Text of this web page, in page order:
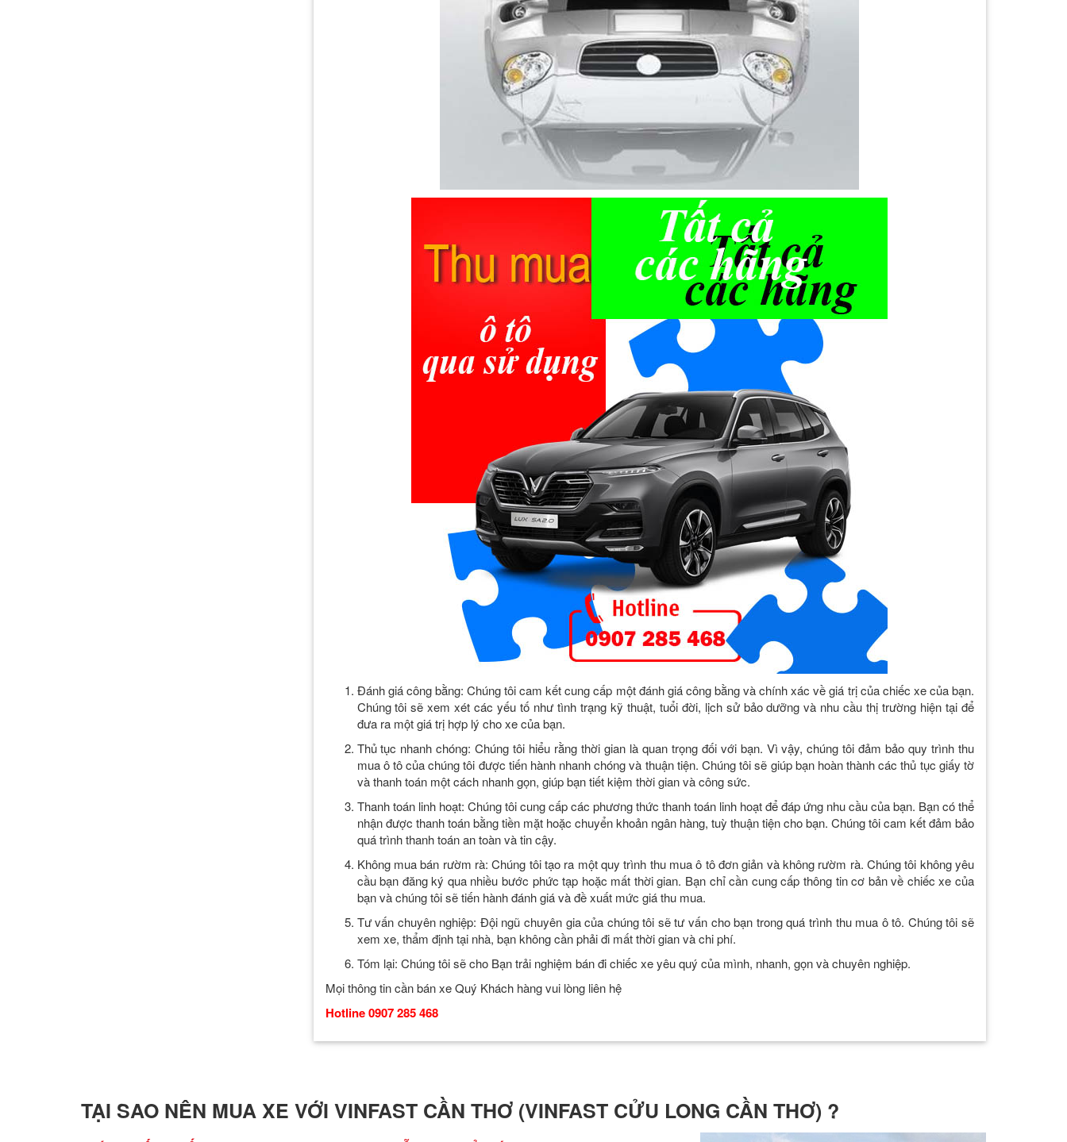
Đánh giá công bằng: Chúng tôi cam kết cung cấp một đánh giá công bằng và chính xác về giá trị của chiếc xe của bạn.
Chúng tôi sẽ xem xét các yếu tố như tình trạng kỹ thuật, tuổi đời, lịch sử bảo dưỡng và nhu cầu thị trường hiện tại để
đưa ra một giá trị hợp lý cho xe của bạn.
Thủ tục nhanh chóng: Chúng tôi hiểu rằng thời gian là quan trọng đối với bạn. Vì vậy, chúng tôi đảm bảo quy trình thu
mua ô tô của chúng tôi được tiến hành nhanh chóng và thuận tiện. Chúng tôi sẽ giúp bạn hoàn thành các thủ tục giấy tờ
và thanh toán một cách nhanh gọn, giúp bạn tiết kiệm thời gian và công sức.
Thanh toán linh hoạt: Chúng tôi cung cấp các phương thức thanh toán linh hoạt để đáp ứng nhu cầu của bạn. Bạn có thể
nhận được thanh toán bằng tiền mặt hoặc chuyển khoản ngân hàng, tuỳ thuận tiện cho bạn. Chúng tôi cam kết đảm bảo
quá trình thanh toán an toàn và tin cậy.
Không mua bán rườm rà: Chúng tôi tạo ra một quy trình thu mua ô tô đơn giản và không rườm rà. Chúng tôi không yêu
cầu bạn đăng ký qua nhiều bước phức tạp hoặc mất thời gian. Bạn chỉ cần cung cấp thông tin cơ bản về chiếc xe của
bạn và chúng tôi sẽ tiến hành đánh giá và đề xuất mức giá thu mua.
Tư vấn chuyên nghiệp: Đội ngũ chuyên gia của chúng tôi sẽ tư vấn cho bạn trong quá trình thu mua ô tô. Chúng tôi sẽ
xem xe, thẩm định tại nhà, bạn không cần phải đi mất thời gian và chi phí.
Tóm lại: Chúng tôi sẽ cho Bạn trải nghiệm bán đi chiếc xe yêu quý của mình, nhanh, gọn và chuyên nghiệp.
Mọi thông tin cần bán xe Quý Khách hàng vui lòng liên hệ
Hotline 0907 285 468
TẠI SAO NÊN MUA XE VỚI VINFAST CẦN THƠ (VINFAST CỬU LONG CẦN THƠ) ?